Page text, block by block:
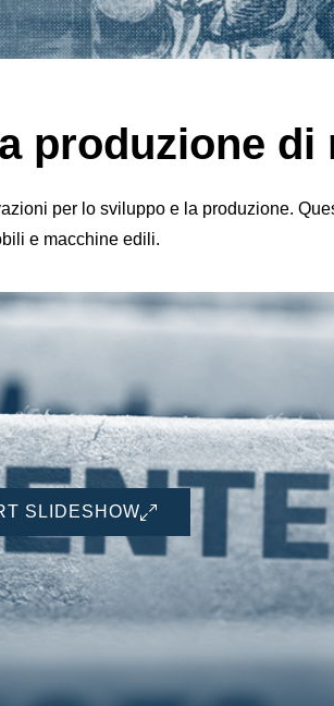
produzione di
per lo sviluppo e la produzione.
e macchine edili.
SLIDESHOW